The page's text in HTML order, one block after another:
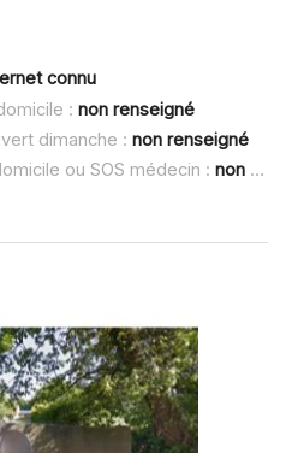
connu
: non renseigné
dimanche : non renseigné
ou SOS médecin : non renseigné